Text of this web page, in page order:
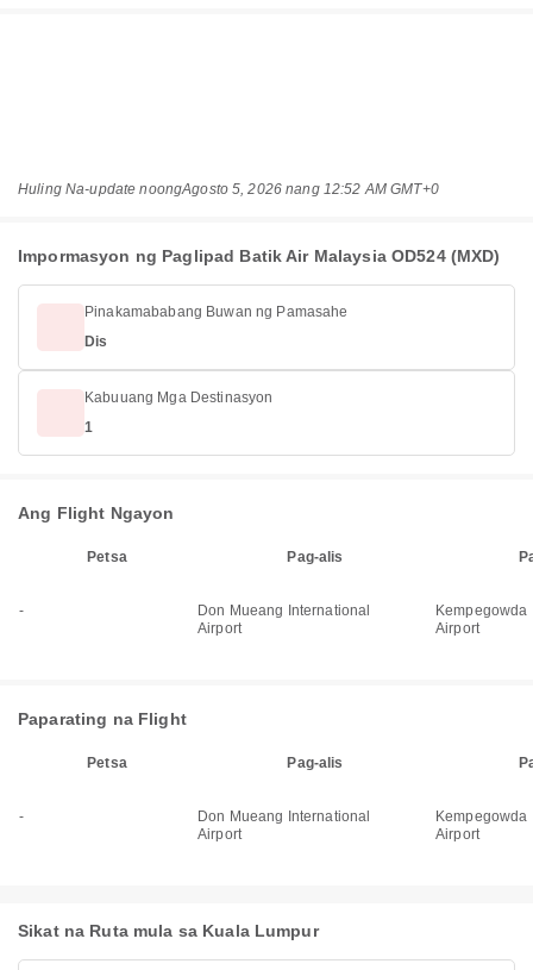
Huling Na-update noongAgosto 5, 2026 nang 12:52 AM GMT+0
Impormasyon ng Paglipad Batik Air Malaysia OD524 (MXD)
Pinakamababang Buwan ng Pamasahe
Dis
Kabuuang Mga Destinasyon
1
Ang Flight Ngayon
Petsa Pag-alis
-
Don Mueang International
Airport
Kempegowda
Airport
Paparating na Flight
Petsa Pag-alis
-
Don Mueang International
Airport
Kempegowda
Airport
Sikat na Ruta mula sa Kuala Lumpur